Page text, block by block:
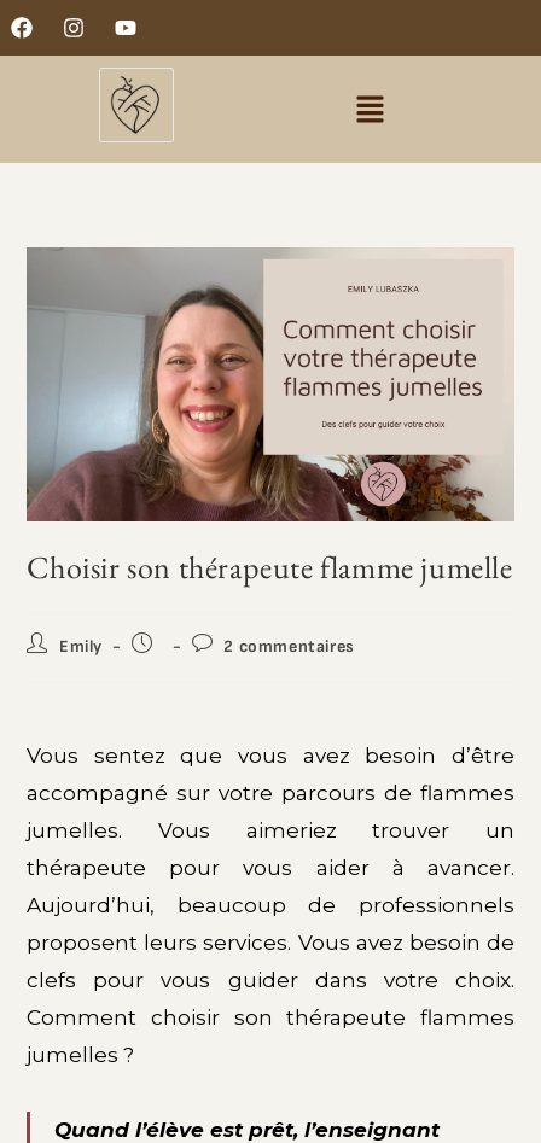
Choisir son thérapeute flamme jumelle
Emily 2 commentaires
Vous sentez que vous avez besoin d’être
accompagné sur votre parcours de flammes
jumelles. Vous aimeriez trouver un
thérapeute pour vous aider à avancer.
Aujourd’hui, beaucoup de professionnels
proposent leurs services. Vous avez besoin de
clefs pour vous guider dans votre choix.
Comment choisir son thérapeute flammes
jumelles ?
Quand l’élève est prêt, l’enseignant